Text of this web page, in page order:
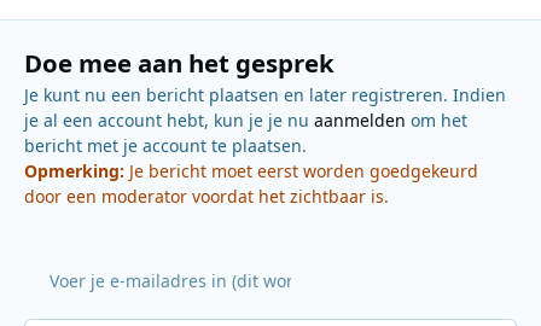
Doe mee aan het gesprek
Je kunt nu een bericht plaatsen en later registreren. Indien
je al een account hebt, kun je je nu aanmelden om het
bericht met je account te plaatsen.
Opmerking: Je bericht moet eerst worden goedgekeurd
door een moderator voordat het zichtbaar is.